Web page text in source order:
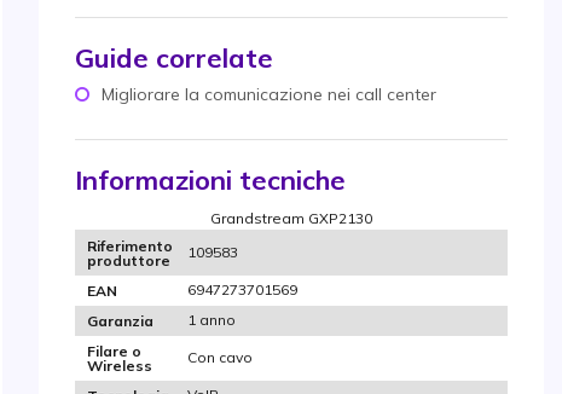
Guide correlate
Migliorare la comunicazione nei call center
Informazioni tecniche
Grandstream GXP2130
Riferimento
produttore
109583
EAN
6947273701569
Garanzia
1 anno
Filare o
Wireless
Con cavo